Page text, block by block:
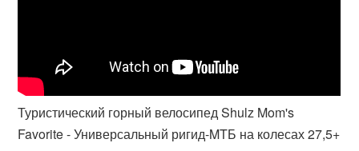
Туристический горный велосипед Shulz Mom's
Favorite - Универсальный ригид-MTБ на колесах 27,5+